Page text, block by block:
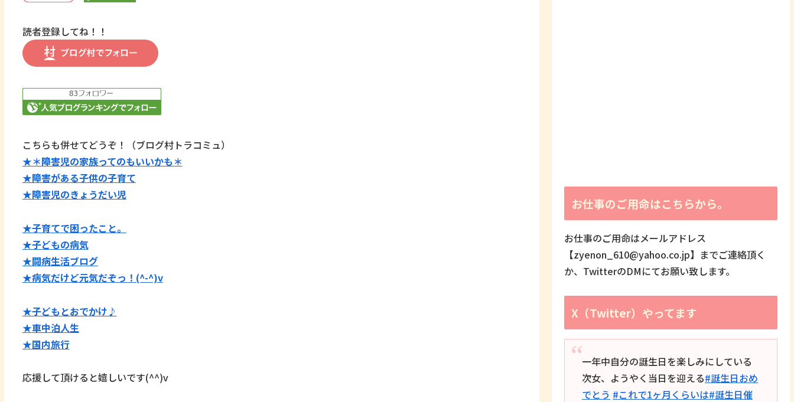
読者登録してね！！
こちらも併せてどうぞ！（ブログ村トラコミュ）
★＊障害児の家族ってのもいいかも＊
★障害がある子供の子育て
★障害児のきょうだい児
★子育てで困ったこと。
★子どもの病気
★闘病生活ブログ
★病気だけど元気だぞっ！(^-^)v
★子どもとおでかけ♪
★車中泊人生
★国内旅行
応援して頂けると嬉しいです(^^)v
お仕事のご用命はこちらから。
お仕事のご用命はメールアドレス
【zyenon_610@yahoo.co.jp】までご連絡頂く
か、TwitterのDMにてお願い致します。
X（Twitter）やってます
一年中自分の誕生日を楽しみにしている
次女、ようやく当日を迎える#誕生日おめ
でとう #これで1ヶ月くらいは#誕生日催